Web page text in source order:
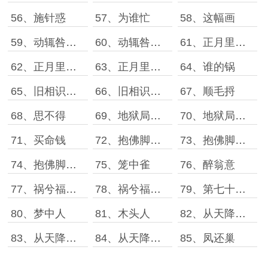
56、施针惑 57、为谁忙 58、这幅画
59、动辄咎［上］ 60、动辄咎［下］ 61、正月里［上］
62、正月里［中］ 63、正月里［下］ 64、谁的锅
65、旧相识［上］ 66、旧相识［下］ 67、顺毛捋
68、思不得 69、地狱局［上］ 70、地狱局［下］
71、买命钱 72、抱佛脚［上］ 73、抱佛脚［中］
74、抱佛脚［下］ 75、笼中雀 76、醉翁意
77、祸兮福［上］ 78、祸兮福［下］ 79、第七十九章
80、梦中人 81、木头人 82、从天降［上］
83、从天降［中］ 84、从天降［下］ 85、凤还巢